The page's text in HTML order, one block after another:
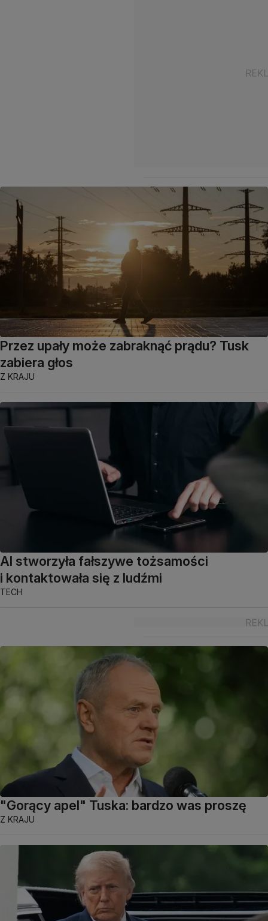
Przez upały może zabraknąć prądu? Tusk
zabiera głos
Z KRAJU
AI stworzyła fałszywe tożsamości
i kontaktowała się z ludźmi
TECH
"Gorący apel" Tuska: bardzo was proszę
Z KRAJU